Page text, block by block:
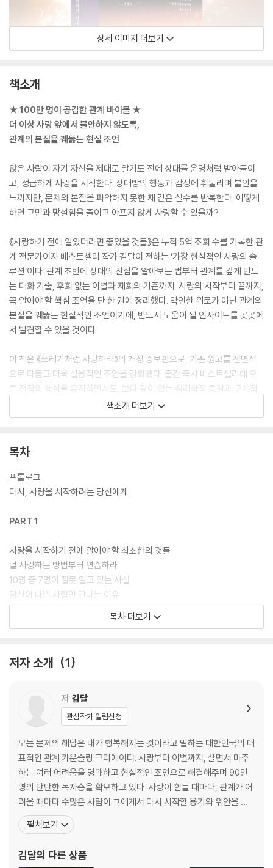
상세 이미지 더보기
책소개
★ 100만 명이 공감한 관계 바이블 ★
더 이상 사랑 앞에서 불안하지 않도록,
관계의 본질을 꿰뚫는 현실 조언
많은 사람이 자기 자신을 제대로 알기도 전에 상대를 운명처럼 받아들이
고, 성급하게 사랑을 시작한다. 상대방의 행동과 감정에 휘둘리며 불안을
느끼지만, 문제의 본질을 파악하지 못한 채 같은 실수를 반복한다. 어떻게
하면 고민과 망설임을 줄이고 아프지 않게 사랑할 수 있을까?
《사랑하기 전에 알았더라면 좋았을 것들》은 누적 5억 조회 수를 기록한 관
계 전문가이자 베스트셀러 작가 김달이 전하는 ‘가장 현실적인 사랑의 솔
루션’이다. 관계 초반에 상대의 진심을 알아보는 법부터 관계를 깊게 만드
는 대화 기술, 후회 없는 이별과 재회의 기준까지. 사랑의 시작부터 끝까지,
꼭 알아야 할 핵심 조언을 단 한 권에 정리했다. 막연한 위로가 아닌 관계의
본질을 꿰뚫는 현실적인 조언이기에, 반드시 도움이 될 인사이트를 곳곳에
서 발견할 수 있을 것이다.
이 책은 《쓰레기처럼 사랑하라》의 개정 증보판으로, 기존 원고를 전면적
으로 다듬고 더욱 실용적인 조언을 강화했다. 출간 즉시 베스트셀러에 오
른 전작의 핵심을 유지하면서도, 보다 깊이 있는 심리학적 통찰과 구체적
인 전략을 더해 한층 완성도 높은 관계 바이블로 돌아왔다. 사랑하면서 더
이상 불안에 휘둘리고 싶지 않다면, 상처 때문에 새로운 관계를 시작하는
책소개 더보기
목차
프롤로그
다시, 사랑을 시작하려는 당신에게
PART 1
사랑을 시작하기 전에 알아야 할 최소한의 것들
덜 사랑하는 방법부터 연습하라
10명 중 7명이 잘못 알고 있는 사실
당신이 나쁜 사람만 만나는 이유
절대 눈을 낮추지 말 것
맺고 끊음은 확실하게
평생 함께할 사람을 파악하는 기술
연애 트라우마가 있다면
이 사람, 무조건 믿어도 될까?
소개팅할 때 남녀의 시선 차이
끼리끼리 만나는 이유
좋은 사람을 만나는 방법
남자 보는 눈이 없는 여자
더 사랑하는 사람이 항상 지는 건 아니다
목차 더보기
저자 소개 1
저 김달
관심작가 알림신청
모든 문제의 해답은 내가 행복해지는 것이라고 말하는 대한민국의 대
표적인 관계 카운슬링 크리에이터. 사랑부터 이별까지, 살면서 마주
하는 여러 어려움을 명쾌하고 현실적인 조언으로 해결해주며 90만
명의 단단한 독자층을 확보하고 있다. 사랑이 힘들 때마다, 관계가 어
려울 때마다 수많은 사람이 그에게서 다시 시작할 용기와 위안을 얻
는다. 이들의 뜨거운 관심 속에 하나둘 쌓인 영상 조회 수는 현재 누적
4억 뷰에 달한다. 그는 어떤 문제든 사소한 것은 없으며, 그 누구도 나
에 최선과 진심을 담은 해결책을 제시하며 언제
펼쳐보기
김달의 다른 상품